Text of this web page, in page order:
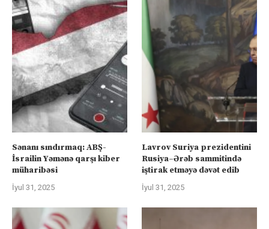
Sənanı sındırmaq: ABŞ-
İsrailin Yəmənə qarşı kiber
müharibəsi
İyul 31, 2025
Lavrov Suriya prezidentini
Rusiya–Ərəb sammitində
iştirak etməyə dəvət edib
İyul 31, 2025